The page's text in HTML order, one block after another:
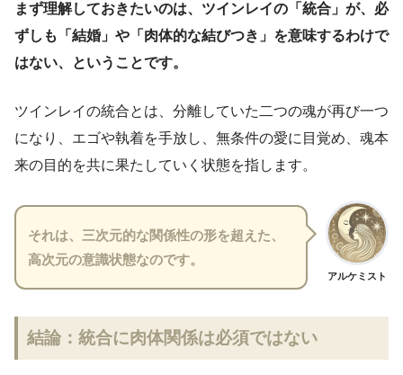
まず理解しておきたいのは、ツインレイの「統合」が、必
ずしも「結婚」や「肉体的な結びつき」を意味するわけで
はない、ということです。
ツインレイの統合とは、分離していた二つの魂が再び一つ
になり、エゴや執着を手放し、無条件の愛に目覚め、魂本
来の目的を共に果たしていく状態を指します。
アルケミスト
それは、三次元的な関係性の形を超えた、
高次元の意識状態なのです。
結論：統合に肉体関係は必須ではない